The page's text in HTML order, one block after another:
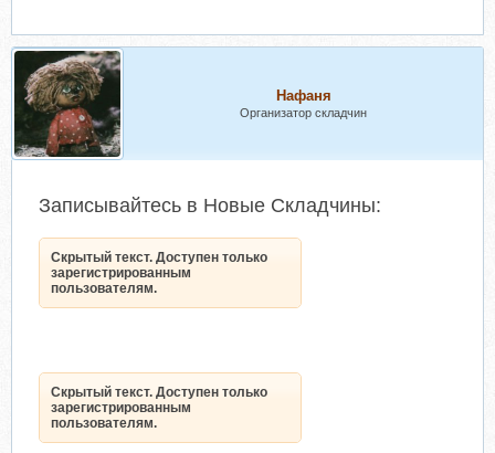
Нафаня
Организатор складчин
Записывайтесь в Новые Складчины:
Скрытый текст. Доступен только
зарегистрированным
пользователям.
Скрытый текст. Доступен только
зарегистрированным
пользователям.